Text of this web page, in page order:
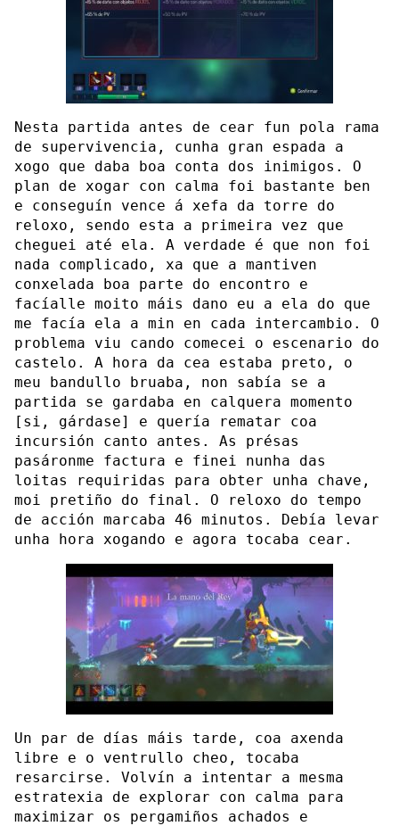
Nesta partida antes de cear fun pola rama
de supervivencia, cunha gran espada a
xogo que daba boa conta dos inimigos. O
plan de xogar con calma foi bastante ben
e conseguín vence á xefa da torre do
reloxo, sendo esta a primeira vez que
cheguei até ela. A verdade é que non foi
nada complicado, xa que a mantiven
conxelada boa parte do encontro e
facíalle moito máis dano eu a ela do que
me facía ela a min en cada intercambio. O
problema viu cando comecei o escenario do
castelo. A hora da cea estaba preto, o
meu bandullo bruaba, non sabía se a
partida se gardaba en calquera momento
[si, gárdase] e quería rematar coa
incursión canto antes. As présas
pasáronme factura e finei nunha das
loitas requiridas para obter unha chave,
moi pretiño do final. O reloxo do tempo
de acción marcaba 46 minutos. Debía levar
unha hora xogando e agora tocaba cear.
Un par de días máis tarde, coa axenda
libre e o ventrullo cheo, tocaba
resarcirse. Volvín a intentar a mesma
estratexia de explorar con calma para
maximizar os pergamiños achados e